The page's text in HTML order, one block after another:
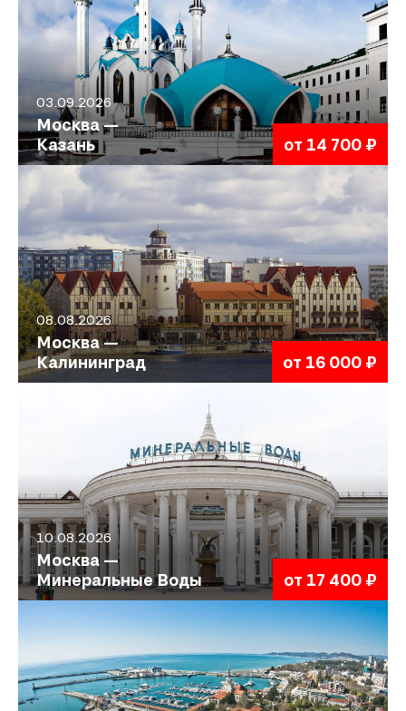
03.09.2026
Москва —
Казань
от 14 700 ₽
08.08.2026
Москва —
Калининград
от 16 000 ₽
10.08.2026
Москва —
Минеральные Воды
от 17 400 ₽